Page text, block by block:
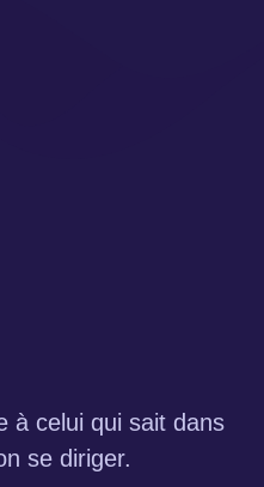
à celui qui sait dans
se diriger.